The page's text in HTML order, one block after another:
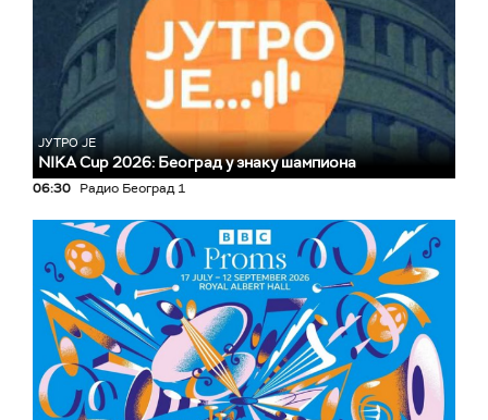
ЈУТРО ЈЕ
NIKA Cup 2026: Београд у знаку шампиона
06:30 Радио Београд 1